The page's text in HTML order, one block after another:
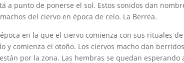
a punto de ponerse el sol. Estos sonidos dan
del ciervo en época de celo. La Berrea.
en la que el ciervo comienza con sus rituales
y comienza el otoño. Los ciervos macho dan
por la zona. Las hembras se quedan